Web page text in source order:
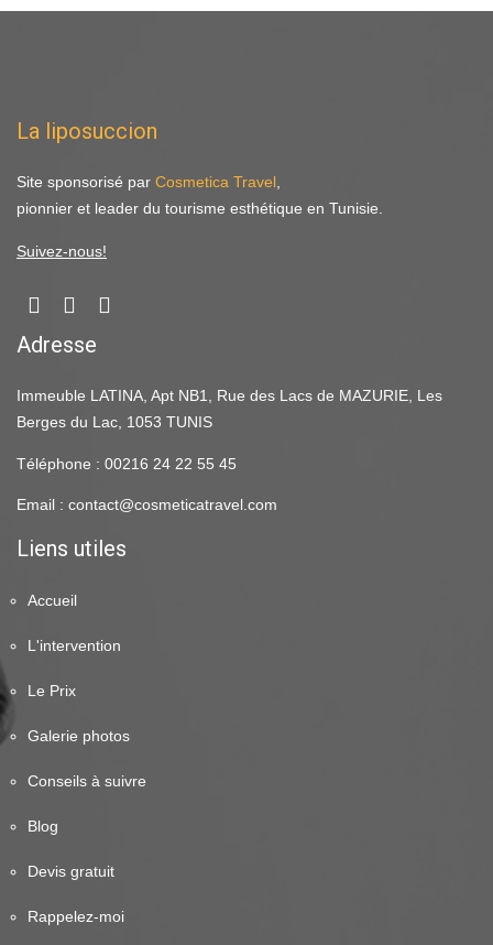
La liposuccion
Site sponsorisé par Cosmetica Travel,
pionnier et leader du tourisme esthétique en Tunisie.
Suivez-nous!
Adresse
Immeuble LATINA, Apt NB1, Rue des Lacs de MAZURIE, Les
Berges du Lac, 1053 TUNIS
Téléphone : 00216 24 22 55 45
Email : contact@cosmeticatravel.com
Liens utiles
Accueil
L'intervention
Le Prix
Galerie photos
Conseils à suivre
Blog
Devis gratuit
Rappelez-moi